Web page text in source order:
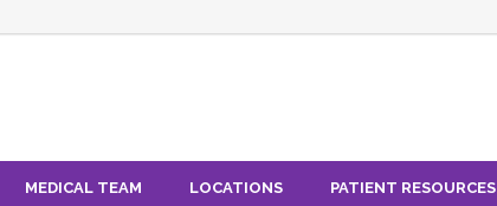
MEDICAL TEAM LOCATIONS PATIENT RESOURCES